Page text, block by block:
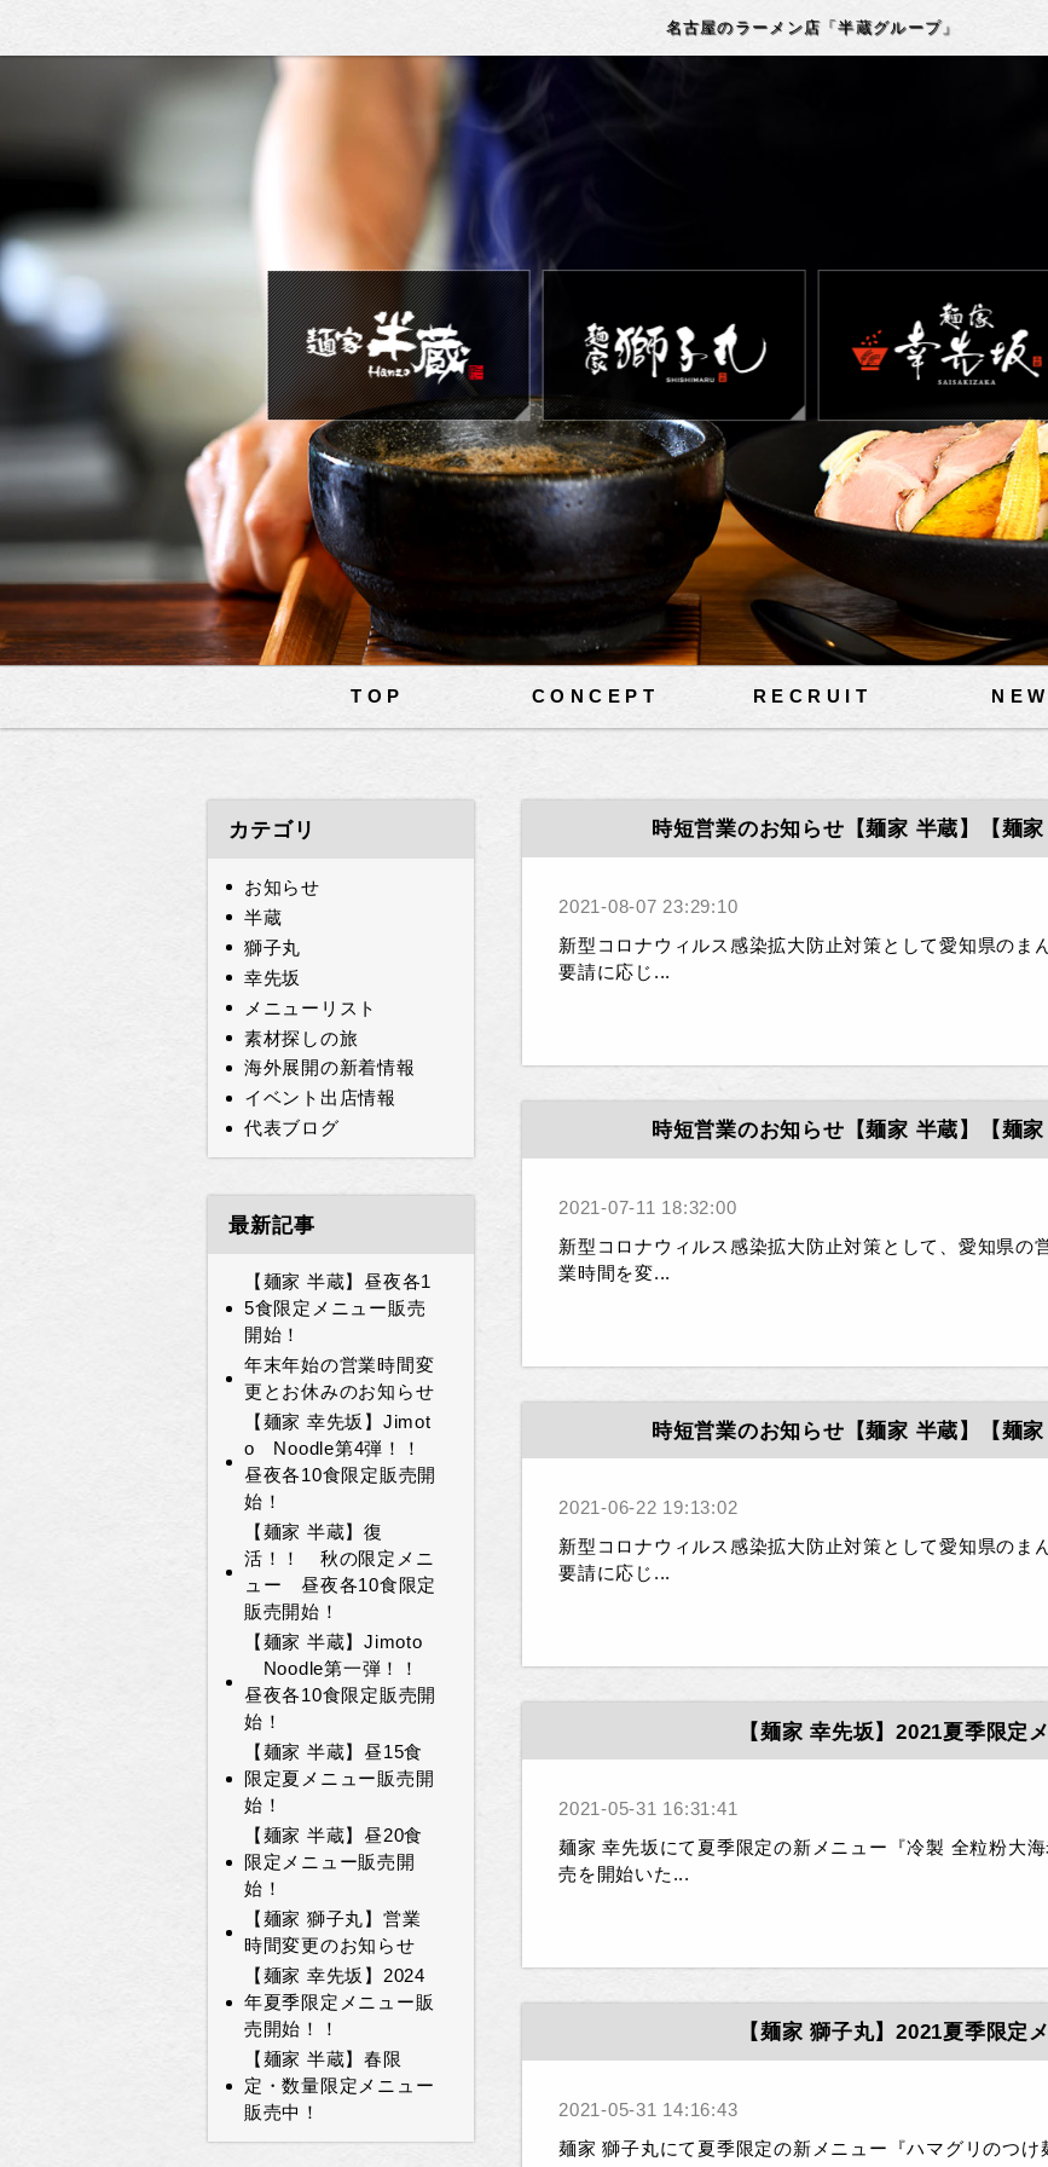
名古屋のラーメン店「半蔵グループ」
TOP CONCEPT RECRUIT
カテゴリ
お知らせ
半蔵
獅子丸
幸先坂
メニューリスト
素材探しの旅
海外展開の新着情報
イベント出店情報
代表ブログ
最新記事
【麺家 半蔵】昼夜各1
5食限定メニュー販売
開始！
年末年始の営業時間変
更とお休みのお知らせ
【麺家 幸先坂】Jimot
o Noodle第4弾！！
昼夜各10食限定販売開
始！
【麺家 半蔵】復
活！！ 秋の限定メニ
ュー 昼夜各10食限定
販売開始！
【麺家 半蔵】Jimoto
Noodle第一弾！！
昼夜各10食限定販売開
始！
【麺家 半蔵】昼15食
限定夏メニュー販売開
始！
【麺家 半蔵】昼20食
限定メニュー販売開
始！
【麺家 獅子丸】営業
時間変更のお知らせ
【麺家 幸先坂】2024
年夏季限定メニュー販
売開始！！
【麺家 半蔵】春限
定・数量限定メニュー
販売中！
時短営業のお知らせ【麺家 半蔵】【麺
2021-08-07 23:29:10
新型コロナウィルス感染拡大防止対策として愛知県のま
要請に応じ...
時短営業のお知らせ【麺家 半蔵】【麺
2021-07-11 18:32:00
新型コロナウィルス感染拡大防止対策として、愛知県の
業時間を変...
時短営業のお知らせ【麺家 半蔵】【麺
2021-06-22 19:13:02
新型コロナウィルス感染拡大防止対策として愛知県のま
要請に応じ...
【麺家 幸先坂】2021夏季限定
2021-05-31 16:31:41
麺家 幸先坂にて夏季限定の新メニュー『冷製 全粒粉大
売を開始いた...
【麺家 獅子丸】2021夏季限定
2021-05-31 14:16:43
麺家 獅子丸にて夏季限定の新メニュー『ハマグリのつ